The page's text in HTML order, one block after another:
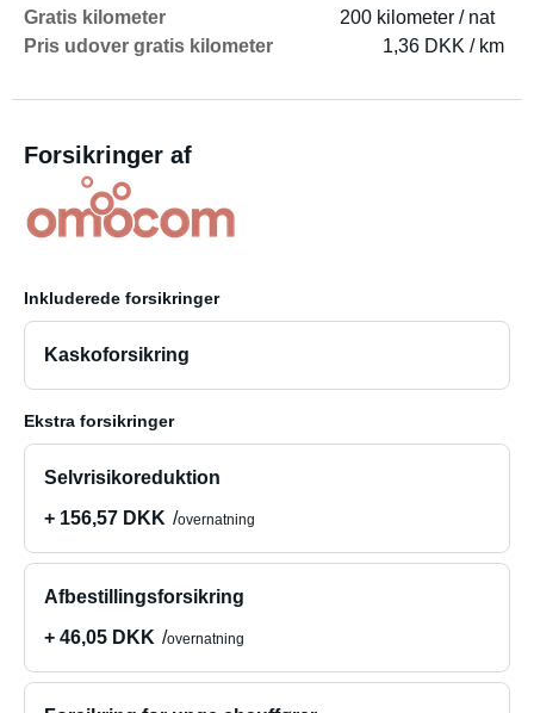
Gratis kilometer
200 kilometer / nat
Pris udover gratis kilometer
1,36 DKK / km
Forsikringer af
Inkluderede forsikringer
Kaskoforsikring
Ekstra forsikringer
Selvrisikoreduktion
+ 156,57 DKK
overnatning
Afbestillingsforsikring
+ 46,05 DKK
overnatning